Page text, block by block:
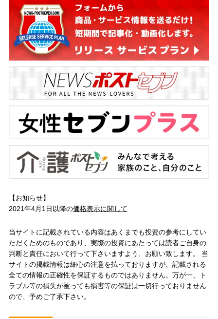
【お知らせ】
2021年4月1日以降の価格表示に関して
当サイトに記載されている内容はあくまでも投資の参考にしてい
ただくためのものであり、実際の投資にあたっては読者ご自身の
判断と責任において行って下さいますよう、お願い致します。 当
サイトの掲載情報は細心の注意を払っておりますが、記載される
全ての情報の正確性を保証するものではありません。万が一、ト
ラブル等の損失が被っても損害等の保証は一切行っておりません
ので、予めご了承下さい。